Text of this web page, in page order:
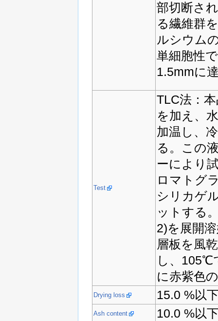
部切断さ
る繊維群
ルシウム
単細胞性
1.5mmに
Test
TLC法：
を加え、
加温し、
る。この
ーにより
ロマトグ
シリカゲ
ットする
2)を展開
層板を風
し、105℃
に赤紫色
Drying loss 15.0 %以
Ash content 10.0 %以